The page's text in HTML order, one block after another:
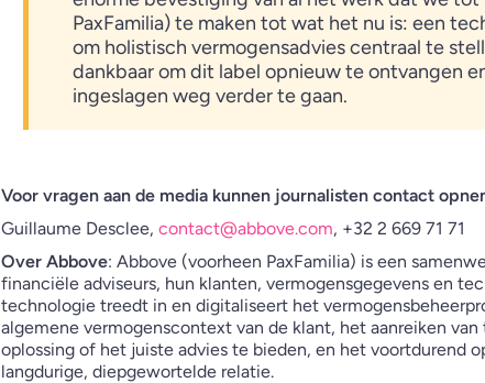
PaxFamilia) te maken tot wat het nu is: een
om holistisch vermogensadvies centraal te
dankbaar om dit label opnieuw te ontvangen
ingeslagen weg verder te gaan.
Voor vragen aan de media kunnen journalisten contact
Guillaume Desclee, contact@abbove.com, +32 2 669 71 71
Over Abbove: Abbove (voorheen PaxFamilia) is een
financiële adviseurs, hun klanten, vermogensgegevens en
technologie treedt in en digitaliseert het
algemene vermogenscontext van de klant, het aanreiken
oplossing of het juiste advies te bieden, en het voortdurend
langdurige, diepgewortelde relatie.